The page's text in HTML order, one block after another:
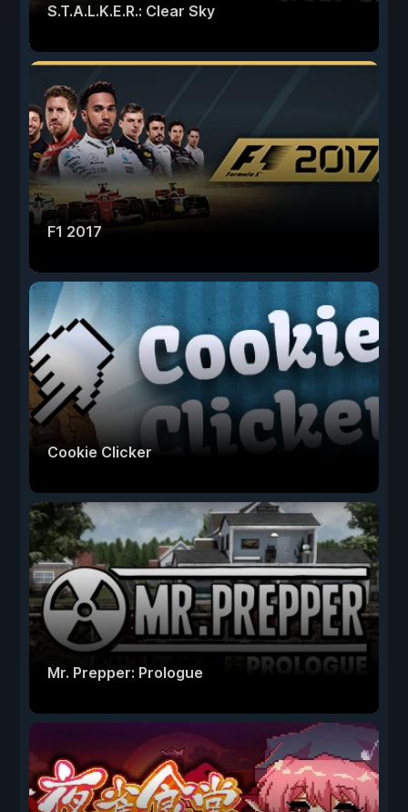
S.T.A.L.K.E.R.: Clear Sky
F1 2017
Cookie Clicker
Mr. Prepper: Prologue